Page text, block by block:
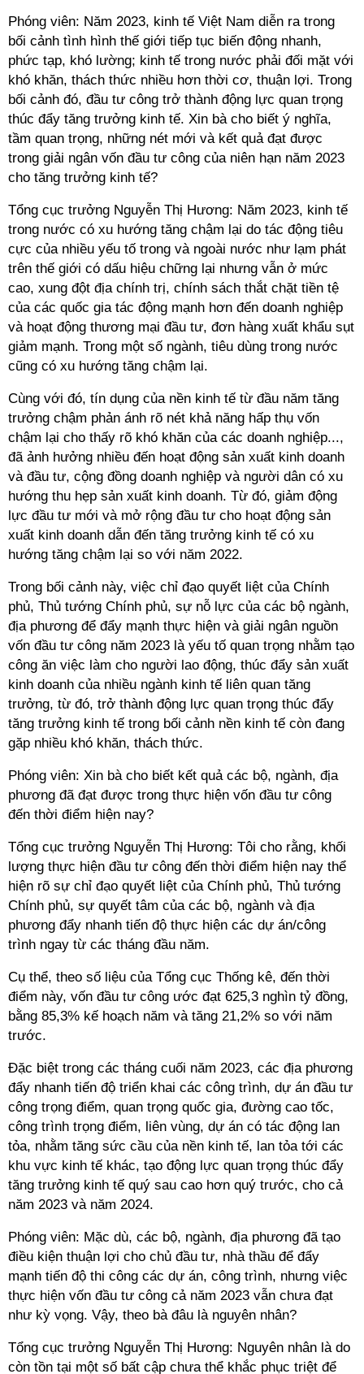
Phóng viên: Năm 2023, kinh tế Việt Nam diễn ra trong
bối cảnh tình hình thế giới tiếp tục biến động nhanh,
phức tạp, khó lường; kinh tế trong nước phải đối mặt với
khó khăn, thách thức nhiều hơn thời cơ, thuận lợi. Trong
bối cảnh đó, đầu tư công trở thành động lực quan trọng
thúc đẩy tăng trưởng kinh tế. Xin bà cho biết ý nghĩa,
tầm quan trọng, những nét mới và kết quả đạt được
trong giải ngân vốn đầu tư công của niên hạn năm 2023
cho tăng trưởng kinh tế?
Tổng cục trưởng Nguyễn Thị Hương: Năm 2023, kinh tế
trong nước có xu hướng tăng chậm lại do tác động tiêu
cực của nhiều yếu tố trong và ngoài nước như lạm phát
trên thế giới có dấu hiệu chững lại nhưng vẫn ở mức
cao, xung đột địa chính trị, chính sách thắt chặt tiền tệ
của các quốc gia tác động mạnh hơn đến doanh nghiệp
và hoạt động thương mại đầu tư, đơn hàng xuất khẩu sụt
giảm mạnh. Trong một số ngành, tiêu dùng trong nước
cũng có xu hướng tăng chậm lại.
Cùng với đó, tín dụng của nền kinh tế từ đầu năm tăng
trưởng chậm phản ánh rõ nét khả năng hấp thụ vốn
chậm lại cho thấy rõ khó khăn của các doanh nghiệp...,
đã ảnh hưởng nhiều đến hoạt động sản xuất kinh doanh
và đầu tư, cộng đồng doanh nghiệp và người dân có xu
hướng thu hẹp sản xuất kinh doanh. Từ đó, giảm động
lực đầu tư mới và mở rộng đầu tư cho hoạt động sản
xuất kinh doanh dẫn đến tăng trưởng kinh tế có xu
hướng tăng chậm lại so với năm 2022.
Trong bối cảnh này, việc chỉ đạo quyết liệt của Chính
phủ, Thủ tướng Chính phủ, sự nỗ lực của các bộ ngành,
địa phương để đẩy mạnh thực hiện và giải ngân nguồn
vốn đầu tư công năm 2023 là yếu tố quan trọng nhằm tạo
công ăn việc làm cho người lao động, thúc đẩy sản xuất
kinh doanh của nhiều ngành kinh tế liên quan tăng
trưởng, từ đó, trở thành động lực quan trọng thúc đẩy
tăng trưởng kinh tế trong bối cảnh nền kinh tế còn đang
gặp nhiều khó khăn, thách thức.
Phóng viên: Xin bà cho biết kết quả các bộ, ngành, địa
phương đã đạt được trong thực hiện vốn đầu tư công
đến thời điểm hiện nay?
Tổng cục trưởng Nguyễn Thị Hương: Tôi cho rằng, khối
lượng thực hiện đầu tư công đến thời điểm hiện nay thể
hiện rõ sự chỉ đạo quyết liệt của Chính phủ, Thủ tướng
Chính phủ, sự quyết tâm của các bộ, ngành và địa
phương đẩy nhanh tiến độ thực hiện các dự án/công
trình ngay từ các tháng đầu năm.
Cụ thể, theo số liệu của Tổng cục Thống kê, đến thời
điểm này, vốn đầu tư công ước đạt 625,3 nghìn tỷ đồng,
bằng 85,3% kế hoạch năm và tăng 21,2% so với năm
trước.
Đặc biệt trong các tháng cuối năm 2023, các địa phương
đẩy nhanh tiến độ triển khai các công trình, dự án đầu tư
công trọng điểm, quan trọng quốc gia, đường cao tốc,
công trình trọng điểm, liên vùng, dự án có tác động lan
tỏa, nhằm tăng sức cầu của nền kinh tế, lan tỏa tới các
khu vực kinh tế khác, tạo động lực quan trọng thúc đẩy
tăng trưởng kinh tế quý sau cao hơn quý trước, cho cả
năm 2023 và năm 2024.
Phóng viên: Mặc dù, các bộ, ngành, địa phương đã tạo
điều kiện thuận lợi cho chủ đầu tư, nhà thầu để đẩy
mạnh tiến độ thi công các dự án, công trình, nhưng việc
thực hiện vốn đầu tư công cả năm 2023 vẫn chưa đạt
như kỳ vọng. Vậy, theo bà đâu là nguyên nhân?
Tổng cục trưởng Nguyễn Thị Hương: Nguyên nhân là do
còn tồn tại một số bất cập chưa thể khắc phục triệt để